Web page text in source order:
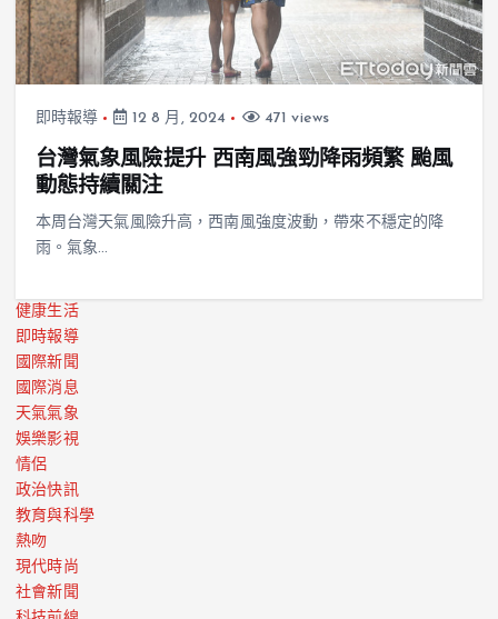
即時報導 12 8 月, 2024 471 views
台灣氣象風險提升 西南風強勁降雨頻繁 颱風
動態持續關注
本周台灣天氣風險升高，西南風強度波動，帶來不穩定的降
雨。氣象…
健康生活
即時報導
國際新聞
國際消息
天氣氣象
娛樂影視
情侶
政治快訊
教育與科學
熱吻
現代時尚
社會新聞